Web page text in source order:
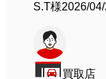
S.T様2026/
買取店